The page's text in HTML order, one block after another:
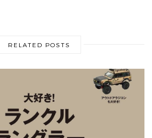
RELATED POSTS